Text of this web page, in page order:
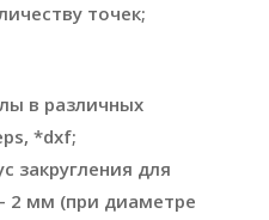
точек;
в различных
*dxf;
закругления для
2 мм (при диаметре